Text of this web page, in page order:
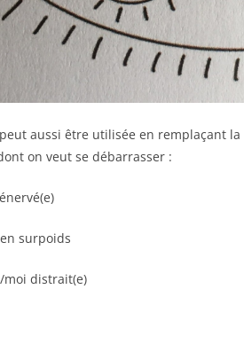
aussi être utilisée en remplaçant
on veut se débarrasser :
surpoids
moi distrait(e)